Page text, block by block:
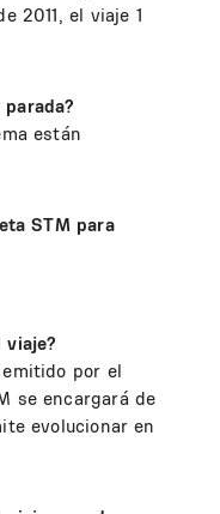
2011, el viaje 1
están
STM para
viaje?
por el
se encargará de
evolucionar en